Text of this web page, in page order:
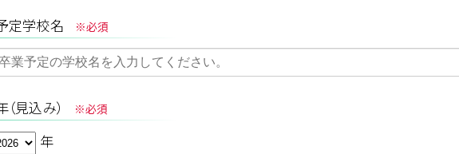
定学校名 ※必須
見込み） ※必須
年